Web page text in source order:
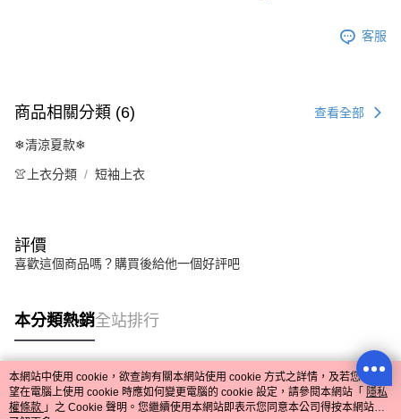
客服
商品相關分類 (6) 查看全部
❄清涼夏款❄
👚上衣分類 短袖上衣
評價
喜歡這個商品嗎？購買後給他一個好評吧
本分類熱銷全站排行
熱門標籤
本網站中使用 cookie，欲查詢有關本網站使用 cookie 方式之詳情，及若您不希
望在電腦上使用 cookie 時應如何變更電腦的 cookie 設定，請參閱本網站「 隱私
權條款 」之 Cookie 聲明。您繼續使用本網站即表示您同意本公司得按本網站使